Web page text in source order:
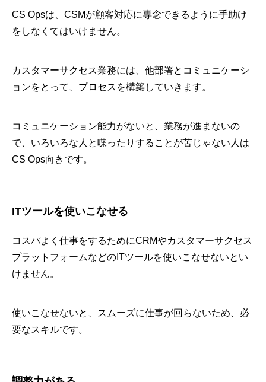
CS Opsは、CSMが顧客対応に専念できるように手助け
をしなくてはいけません。
カスタマーサクセス業務には、他部署とコミュニケーシ
ョンをとって、プロセスを構築していきます。
コミュニケーション能力がないと、業務が進まないの
で、いろいろな人と喋ったりすることが苦じゃない人は
CS Ops向きです。
ITツールを使いこなせる
コスパよく仕事をするためにCRMやカスタマーサクセス
プラットフォームなどのITツールを使いこなせないとい
けません。
使いこなせないと、スムーズに仕事が回らないため、必
要なスキルです。